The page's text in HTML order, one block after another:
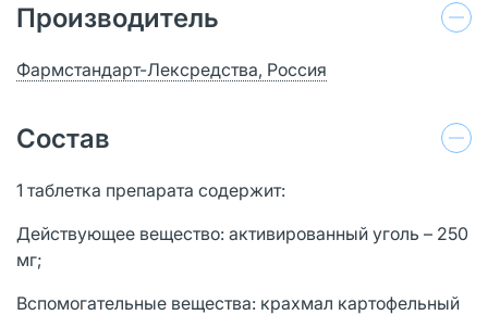
Производитель
Фармстандарт-Лексредства, Россия
Состав
1 таблетка препарата содержит:
Действующее вещество: активированный уголь – 250
мг;
Вспомогательные вещества: крахмал картофельный